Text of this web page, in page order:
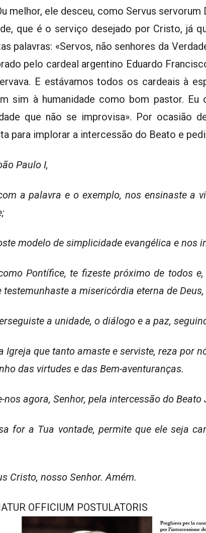
melhor, ele desceu, como Servus
que é o serviço desejado por Cristo, já
palavras: «Servos, não senhores da
pelo cardeal argentino Eduardo
E estávamos todos os cardeais à
sim à humanidade como bom pastor.
que não se improvisa». Por ocasião
para implorar a intercessão do Beato e
Paulo I,
a palavra e o exemplo, nos ensinaste a
modelo de simplicidade evangélica e nos
Pontífice, te fizeste próximo de todos
testemunhaste a misericórdia eterna de
a unidade, o diálogo e a paz,
Igreja que tanto amaste e serviste, reza por
das virtudes e das Bem-aventuranças.
nos agora, Senhor, pela intercessão do
for a Tua vontade, permite que ele seja
Cristo, nosso Senhor. Amém.
OFFICIUM POSTULATORIS